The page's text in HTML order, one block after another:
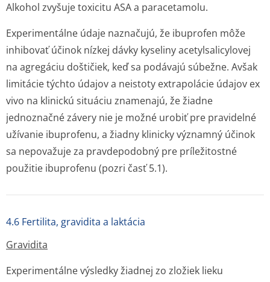
Alkohol zvyšuje toxicitu ASA a paracetamolu.
Experimentálne údaje naznačujú, že ibuprofen môže
inhibovať účinok nízkej dávky kyseliny acetylsalicylovej
na agregáciu doštičiek, keď sa podávajú súbežne. Avšak
limitácie týchto údajov a neistoty extrapolácie údajov ex
vivo na klinickú situáciu znamenajú, že žiadne
jednoznačné závery nie je možné urobiť pre pravidelné
užívanie ibuprofenu, a žiadny klinicky významný účinok
sa nepovažuje za pravdepodobný pre príležitostné
použitie ibuprofenu (pozri časť 5.1).
4.6 Fertilita, gravidita a laktácia
Gravidita
Experimentálne výsledky žiadnej zo zložiek lieku